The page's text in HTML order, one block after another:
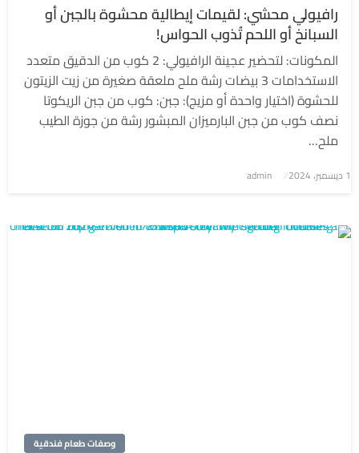
رافيولي محشي: لقيمات إيطالية محشوة بالجبن أو
السبانخ أو اللحم تُذوب الحواس!
المكونات: لتحضير عجينة الرافيولي: 2 كوب من الدقيق متعدد
الاستخدامات 3 بيضات رشة ملح ملعقة صغيرة من زيت الزيتون
للحشوة (اختيار واحدة أو مزيج): جبن: كوب من جبن الريكوتا
نصف كوب من جبن البارميزان المبشور رشة من جوزة الطيب
ملح…
نُشر1 ديسمبر، 2024 admin
وصفات طعام فندقية